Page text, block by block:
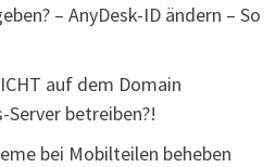
– AnyDesk-ID ändern – So
auf dem Domain
betreiben?!
bei Mobilteilen beheben